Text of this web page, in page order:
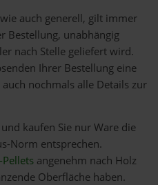
auch generell, gilt immer
Bestellung, unabhängig
nach Stelle geliefert wird.
Ihrer Bestellung eine
nochmals alle Details zur
kaufen Sie nur Ware die
Norm entsprechen.
angenehm nach Holz
Oberfläche haben.